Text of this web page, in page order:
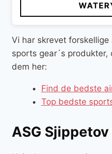
Vi har skrevet
sports gear´s
dem her:
Find de bedste
Top bedste
ASG